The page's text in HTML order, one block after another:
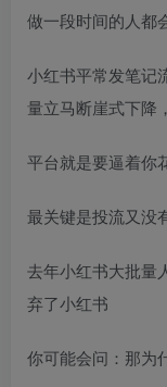
做一段时间的人都
小红书平常发笔记
量立马断崖式下降
平台就是要逼着你
最关键是投流又没
去年小红书大批量
弃了小红书
你可能会问：那为